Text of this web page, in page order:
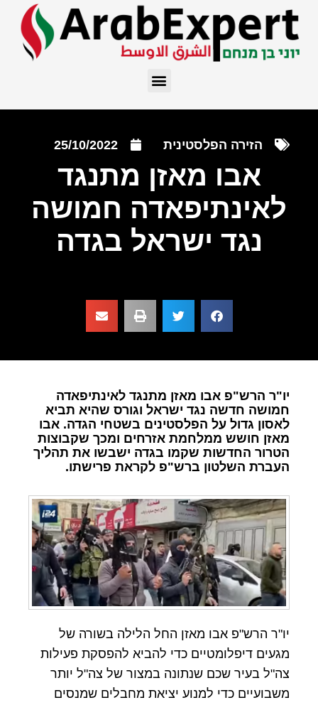
הזירה הפלסטינית 25/10/2022
אבו מאזן מתנגד
לאינתיפאדה חמושה
נגד ישראל בגדה
יו"ר הרש"פ אבו מאזן מתנגד לאינתיפאדה
חמושה חדשה נגד ישראל וגורס שהיא תביא
לאסון גדול על הפלסטינים בשטחי הגדה. אבו
מאזן חושש ממלחמת אזרחים ומכך שקבוצות
הטרור החדשות שקמו בגדה ישבשו את תהליך
העברת השלטון ברש"פ לקראת פרישתו.
יו"ר הרש"פ אבו מאזן החל הלילה בשורה של
מגעים דיפלומטיים כדי להביא להפסקת פעילות
צה"ל בעיר שכם שנתונה במצור של צה"ל יותר
משבועיים כדי למנוע יציאת מחבלים שמנסים